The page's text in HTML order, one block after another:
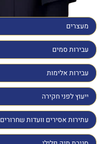
מעצרים
עבירות סמים
עבירות אלימות
ייעוץ לפני חקירה
עתירות אסירים וועדות שחרורים